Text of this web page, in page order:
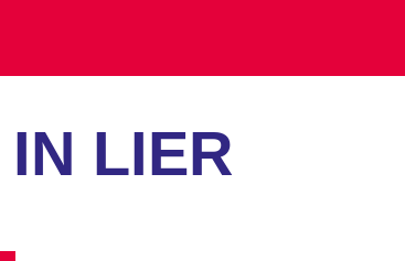
LIER